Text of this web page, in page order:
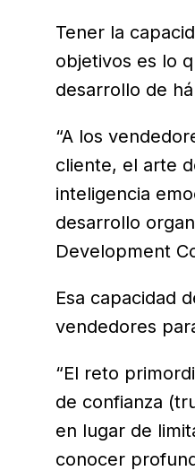
Tener la
objetivos es lo
desarrollo de
“A los
cliente, el arte
inteligencia
desarrollo
Development
Esa capacidad
vendedores
“El reto
de confianza
en lugar de
conocer